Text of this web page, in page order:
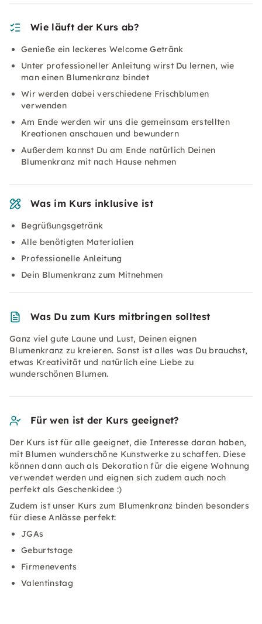
Wie läuft der Kurs ab?
Genieße ein leckeres Welcome Getränk
Unter professioneller Anleitung wirst Du lernen, wie
man einen Blumenkranz bindet
Wir werden dabei verschiedene Frischblumen
verwenden
Am Ende werden wir uns die gemeinsam erstellten
Kreationen anschauen und bewundern
Außerdem kannst Du am Ende natürlich Deinen
Blumenkranz mit nach Hause nehmen
Was im Kurs inklusive ist
Begrüßungsgetränk
Alle benötigten Materialien
Professionelle Anleitung
Dein Blumenkranz zum Mitnehmen
Was Du zum Kurs mitbringen solltest
Ganz viel gute Laune und Lust, Deinen eignen
Blumenkranz zu kreieren. Sonst ist alles was Du brauchst,
etwas Kreativität und natürlich eine Liebe zu
wunderschönen Blumen.
Für wen ist der Kurs geeignet?
Der Kurs ist für alle geeignet, die Interesse daran haben,
mit Blumen wunderschöne Kunstwerke zu schaffen. Diese
können dann auch als Dekoration für die eigene Wohnung
verwendet werden und eignen sich zudem auch noch
perfekt als Geschenkidee :)
Zudem ist unser Kurs zum Blumenkranz binden besonders
für diese Anlässe perfekt:
JGAs
Geburtstage
Firmenevents
Valentinstag